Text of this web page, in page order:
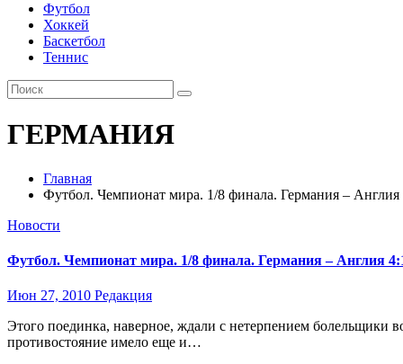
Футбол
Хоккей
Баскетбол
Теннис
ГЕРМАНИЯ
Главная
Футбол. Чемпионат мира. 1/8 финала. Германия –
Новости
Футбол. Чемпионат мира. 1/8 финала. Германия – Англия
Июн 27, 2010 Редакция
Этого поединка, наверное, ждали с нетерпением болельщики
противостояние имело еще и…